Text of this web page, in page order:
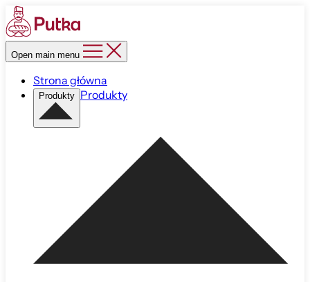
Open main menu
Strona główna
Produkty Produkty